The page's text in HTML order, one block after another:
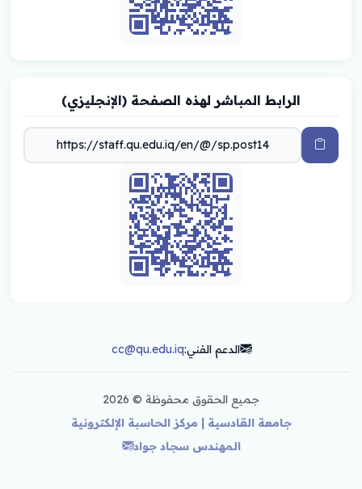
الرابط المباشر لهذه الصفحة (الإنجليزي)
الدعم الفني:cc@qu.edu.iq
جميع الحقوق محفوظة © 2026
جامعة القادسية | مركز الحاسبة الإلكترونية
المهندس سجاد جواد